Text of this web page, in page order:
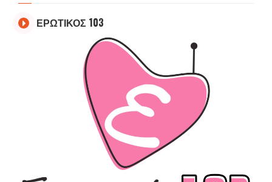
ΕΡΩΤΙΚΟΣ 103